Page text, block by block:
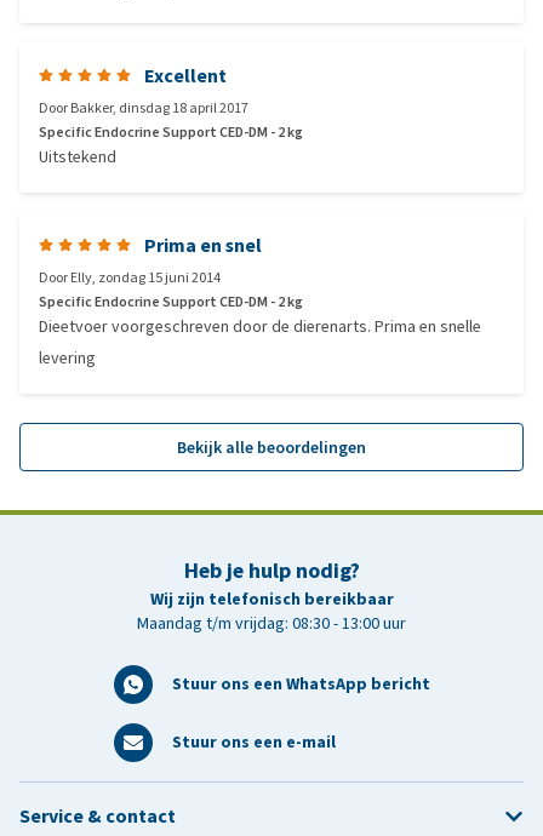
Excellent
DoorBakker, dinsdag 18 april 2017
Specific Endocrine Support CED-DM - 2 kg
Uitstekend
Prima en snel
DoorElly, zondag 15 juni 2014
Specific Endocrine Support CED-DM - 2 kg
Dieetvoer voorgeschreven door de dierenarts. Prima en snelle
levering
Bekijk alle beoordelingen
Heb je hulp nodig?
Wij zijn telefonisch bereikbaar
Maandag t/m vrijdag: 08:30 - 13:00 uur
Stuur ons een WhatsApp bericht
Stuur ons een e-mail
Service & contact